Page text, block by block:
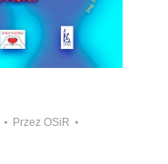
Przez OSiR